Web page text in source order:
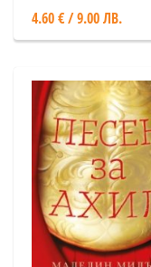
4.60 € / 9.00 ЛВ.